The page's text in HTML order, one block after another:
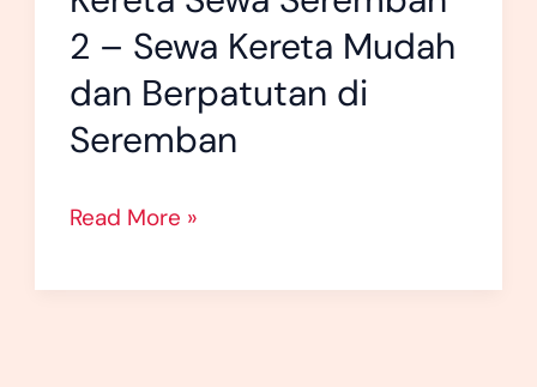
2 – Sewa Kereta Mudah
dan Berpatutan di
Seremban
Seremban
Read More »